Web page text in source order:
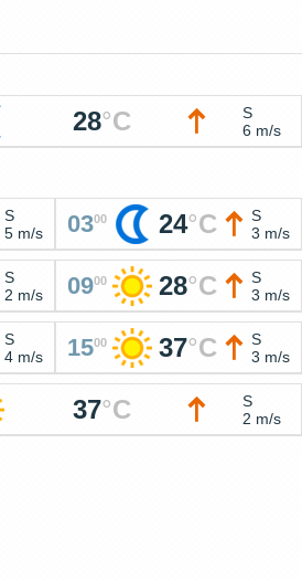
28°C
S
6 m/s
S
5 m/s
0300 24°C
S
3 m/s
S
2 m/s
0900 28°C
S
3 m/s
S
4 m/s
1500 37°C
S
3 m/s
37°C
S
2 m/s